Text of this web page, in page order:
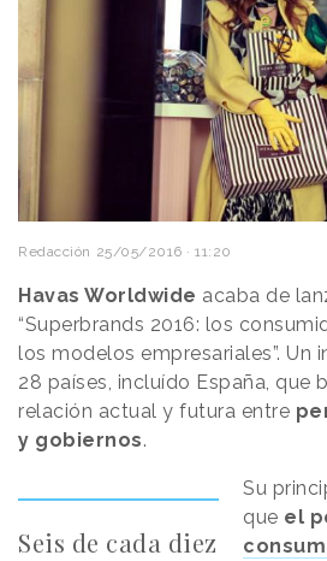
Redacción 25/05/2016 · 11:20
Havas Worldwide acaba de
“Superbrands 2016: los
los modelos empresariales”. Un
28 países, incluído España, que
relación actual y futura entre
y gobiernos.
Seis de cada diez
Su
que el